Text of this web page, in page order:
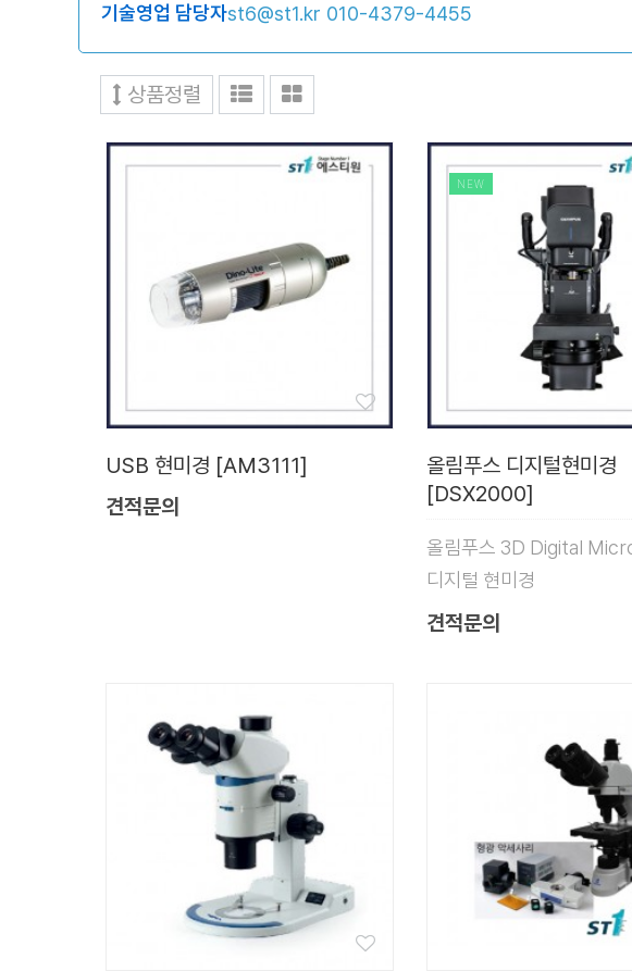
기술영업 담당자st6@st1.kr 010-4379-4455
상품정렬
USB 현미경 [AM3111]
견적문의
NEW
올림푸스 디지털현미경
[DSX2000]
올림푸스 3D Digital
디지털 현미경
견적문의